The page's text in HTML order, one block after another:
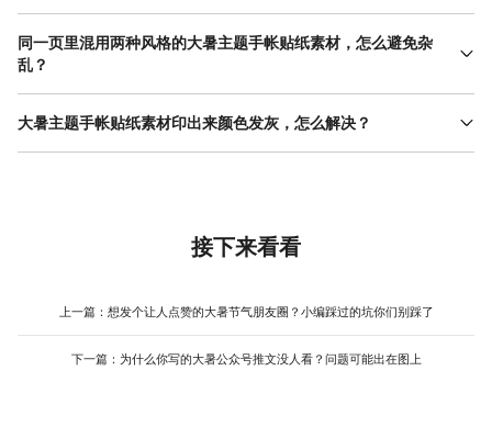
确实容易出戏。如果必须用，建议只选单色线条或淡色几何款，避
开高饱和的夕阳、水果图案。贴的位置也有讲究：放在月末总结或
项目完结页，比夹在会议记录中更自然。或者干脆把夏季素材留给
同一页里混用两种风格的大暑主题手帐贴纸素材，怎么避免杂
乱？
我的经验是"主从分明"。先定一个视觉主角，比如一张较大的实景
贴纸，其他辅助元素全部用同色系的基础款统一。或者按功能分
大暑主题手帐贴纸素材印出来颜色发灰，怎么解决？
这通常是显示器色差或打印设置问题。下单前先下载小样，在本地
接下来看看
上一篇： 想发个让人点赞的大暑节气朋友圈？小编踩过的坑你们别踩了
下一篇： 为什么你写的大暑公众号推文没人看？问题可能出在图上